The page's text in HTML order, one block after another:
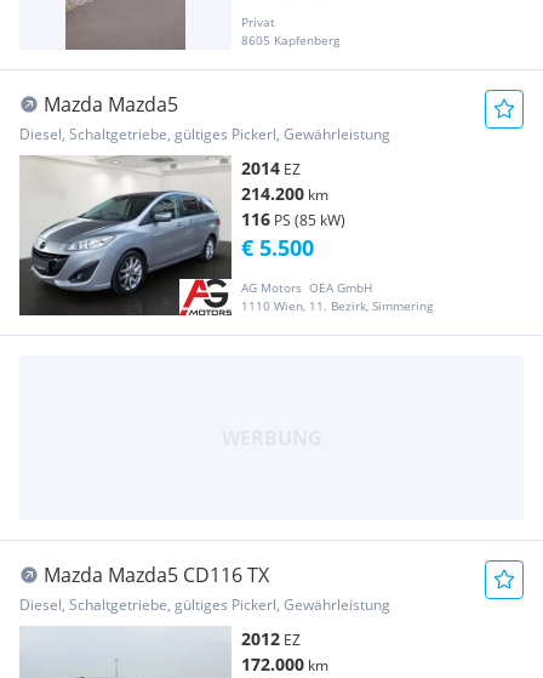
Privat
8605 Kapfenberg
Mazda Mazda5
Diesel, Schaltgetriebe, gültiges Pickerl, Gewährleistung
2014 EZ
214.200 km
116 PS (85 kW)
AG Motors  OEA GmbH
1110 Wien, 11. Bezirk, Simmering
€ 5.500
Mazda Mazda5 CD116 TX
Diesel, Schaltgetriebe, gültiges Pickerl, Gewährleistung
2012 EZ
172.000 km